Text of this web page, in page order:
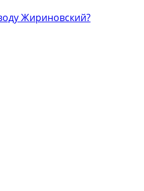
Жириновский?